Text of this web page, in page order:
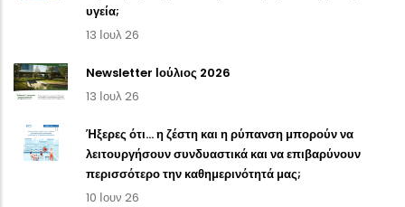
υγεία;
13 Ιουλ 26
Newsletter Ιούλιος 2026
13 Ιουλ 26
Ήξερες ότι… η ζέστη και η ρύπανση μπορούν να
λειτουργήσουν συνδυαστικά και να επιβαρύνουν
περισσότερο την καθημερινότητά μας;
10 Ιουν 26